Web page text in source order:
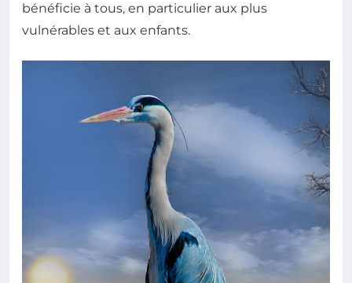
bénéficie à tous, en particulier aux plus
vulnérables et aux enfants.